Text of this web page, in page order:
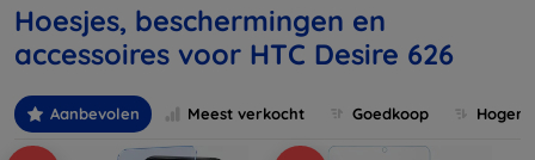
Hoesjes, beschermingen en
accessoires voor HTC Desire 626
Aanbevolen Meest verkocht Goedkoop